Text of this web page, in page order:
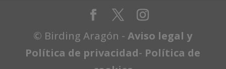
© Birding Aragón -Aviso legal y
Política de privacidad- Política de